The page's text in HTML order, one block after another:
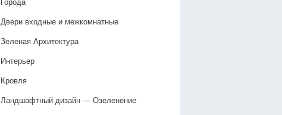
Города
Двери входные и межкомнатные
Зеленая Архитектура
Интерьер
Кровля
Ландшафтный дизайн — Озеленение‎